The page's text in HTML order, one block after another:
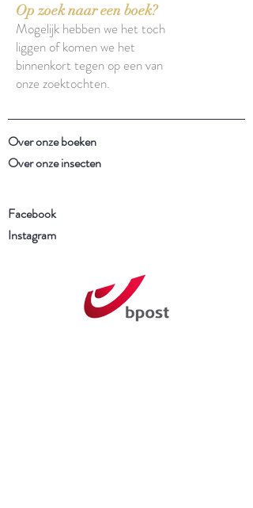
Op zoek naar een boek?
Mogelijk hebben we het toch
liggen of komen we het
binnenkort tegen op een van
onze zoektochten.
Over onze boeken
Over onze insecten
Facebook
Instagram